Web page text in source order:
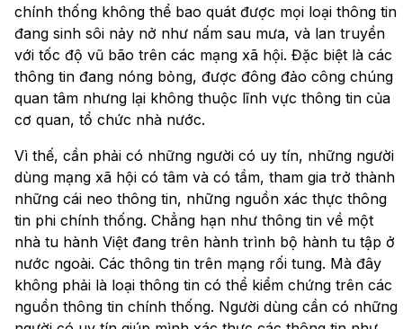
chính thống không thể bao quát được mọi loại thông tin
đang sinh sôi nảy nở như nấm sau mưa, và lan truyền
với tốc độ vũ bão trên các mạng xã hội. Đặc biệt là các
thông tin đang nóng bỏng, được đông đảo công chúng
quan tâm nhưng lại không thuộc lĩnh vực thông tin của
cơ quan, tổ chức nhà nước.
Vì thế, cần phải có những người có uy tín, những người
dùng mạng xã hội có tâm và có tầm, tham gia trở thành
những cái neo thông tin, những nguồn xác thực thông
tin phi chính thống. Chẳng hạn như thông tin về một
nhà tu hành Việt đang trên hành trình bộ hành tu tập ở
nước ngoài. Các thông tin trên mạng rối tung. Mà đây
không phải là loại thông tin có thể kiểm chứng trên các
nguồn thông tin chính thống. Người dùng cần có những